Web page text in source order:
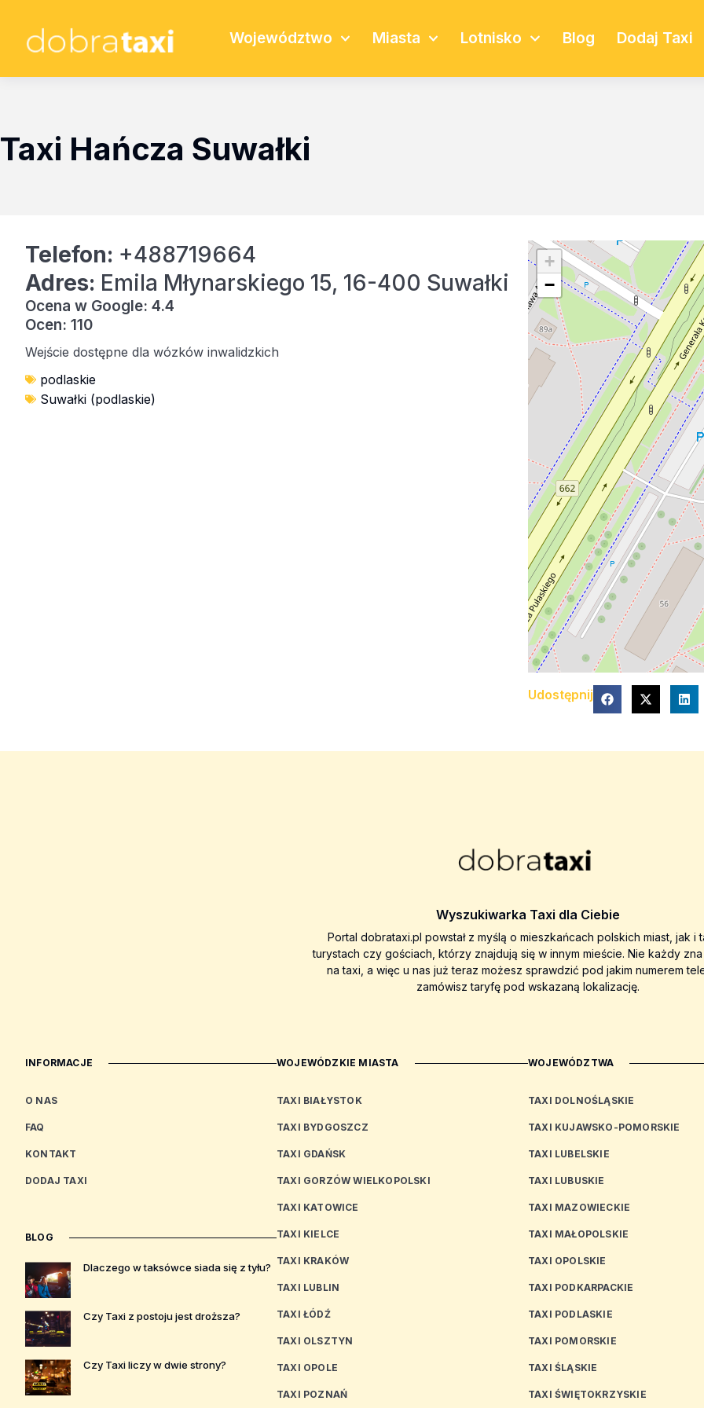
Województwo Miasta Lotnisko Blog Dodaj Taxi
Taxi Hańcza Suwałki
Telefon: +488719664
Adres: Emila Młynarskiego 15, 16-400 Suwałki
Ocena w Google: 4.4
Ocen: 110
Wejście dostępne dla wózków inwalidzkich
podlaskie
Suwałki (podlaskie)
+
−
Udostępnij
Wyszukiwarka Taxi dla Ciebie
Portal dobrataxi.pl powstał z myślą o mieszkańcach polskich miast, jak i
turystach czy gościach, którzy znajdują się w innym mieście. Nie każdy
na taxi, a więc u nas już teraz możesz sprawdzić pod jakim numerem
zamówisz taryfę pod wskazaną lokalizację.
INFORMACJE
O NAS
FAQ
KONTAKT
DODAJ TAXI
BLOG
Dlaczego w taksówce siada się z tyłu?
Czy Taxi z postoju jest droższa?
Czy Taxi liczy w dwie strony?
WOJEWÓDZKIE MIASTA
TAXI BIAŁYSTOK
TAXI BYDGOSZCZ
TAXI GDAŃSK
TAXI GORZÓW WIELKOPOLSKI
TAXI KATOWICE
TAXI KIELCE
TAXI KRAKÓW
TAXI LUBLIN
TAXI ŁÓDŹ
TAXI OLSZTYN
TAXI OPOLE
TAXI POZNAŃ
WOJEWÓDZTWA
TAXI DOLNOŚLĄSKIE
TAXI KUJAWSKO-POMORSKIE
TAXI LUBELSKIE
TAXI LUBUSKIE
TAXI MAZOWIECKIE
TAXI MAŁOPOLSKIE
TAXI OPOLSKIE
TAXI PODKARPACKIE
TAXI PODLASKIE
TAXI POMORSKIE
TAXI ŚLĄSKIE
TAXI ŚWIĘTOKRZYSKIE